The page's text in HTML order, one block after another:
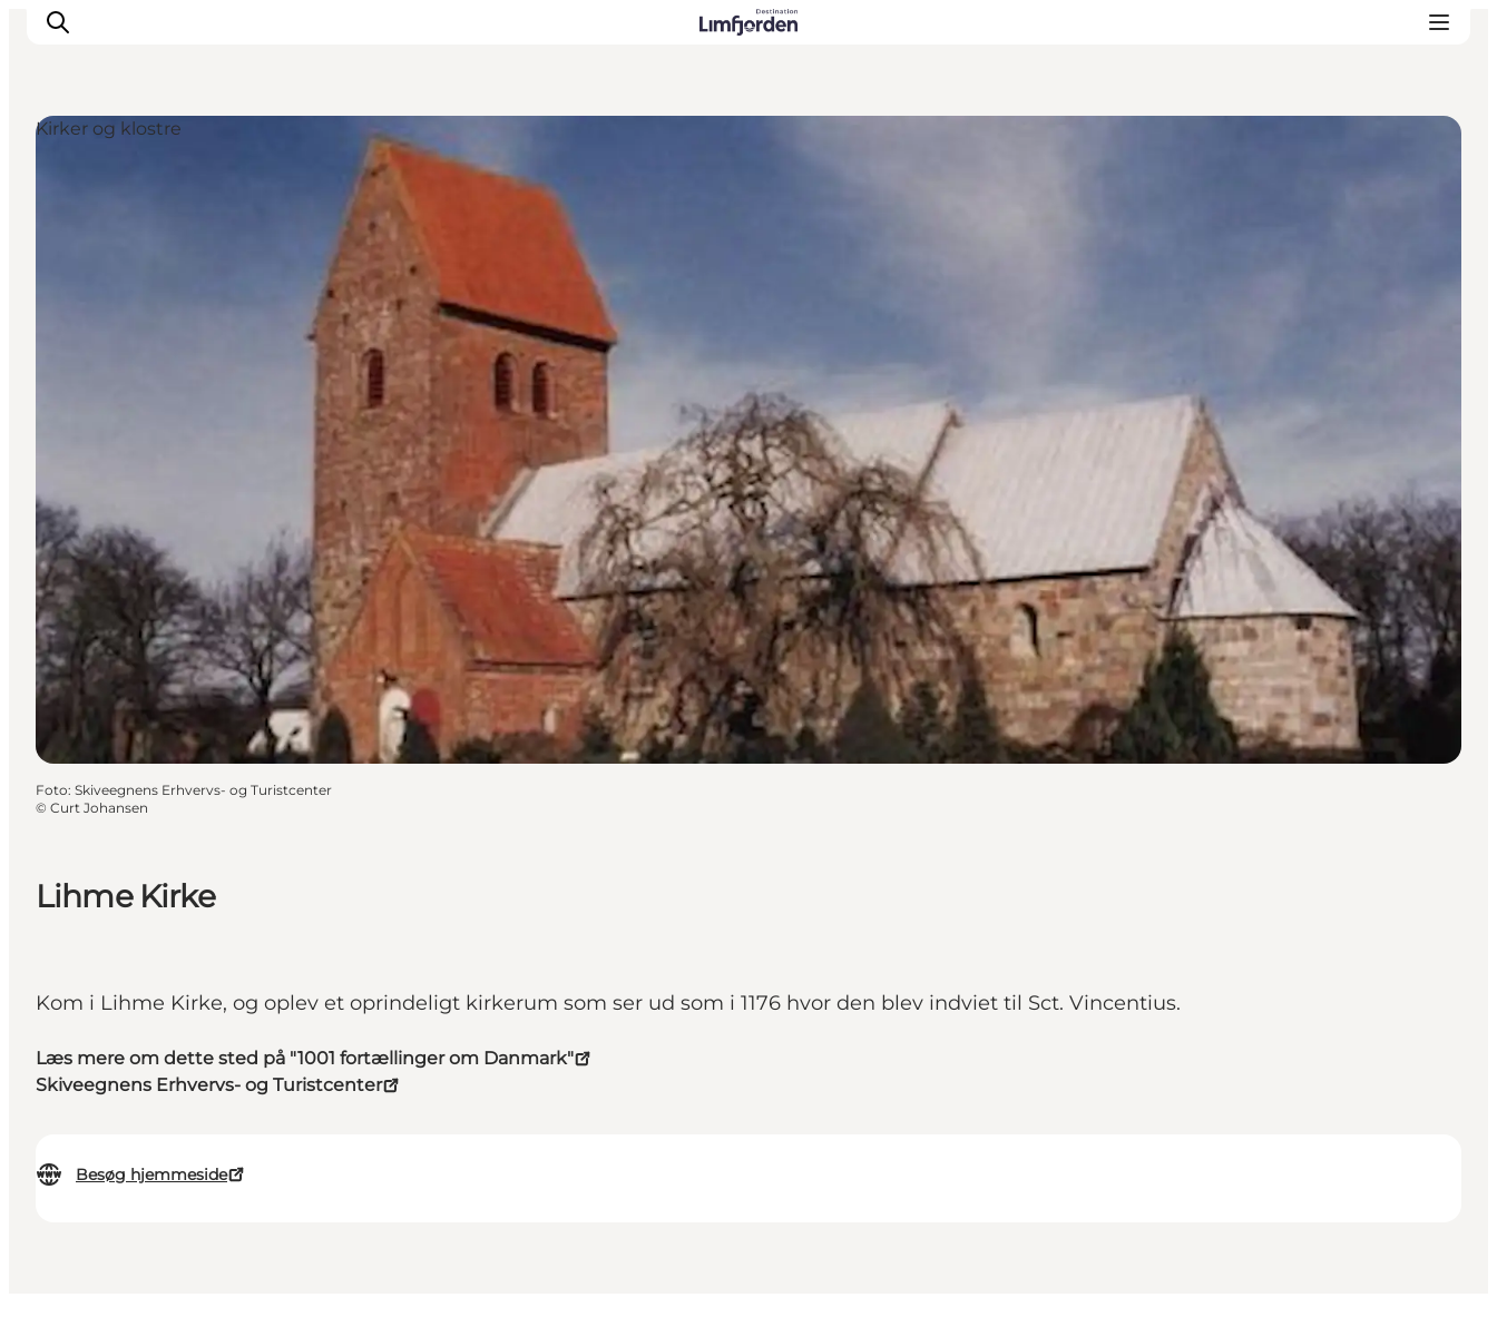
Lihme Kirke
Kom i Lihme Kirke, og oplev et oprindeligt kirkerum som ser ud som i 1176 hvor den blev indviet til Sct. Vincentius.
Læs mere om dette sted på "1001 fortællinger om Danmark"
Skiveegnens Erhvervs- og Turistcenter
Besøg hjemmeside
Kirker og klostre
Foto: Skiveegnens Erhvervs- og Turistcenter
© Curt Johansen